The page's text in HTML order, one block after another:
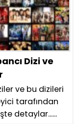
Dizi ve
ve bu dizileri
tarafından
detaylar......